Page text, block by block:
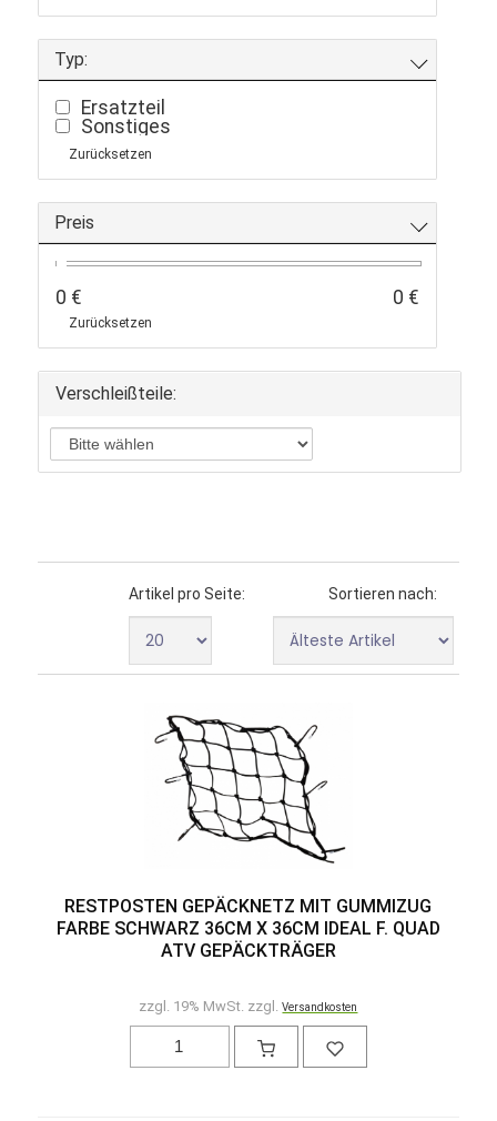
Typ:
Ersatzteil
Sonstiges
Zurücksetzen
Preis
0 € 0 €
Zurücksetzen
Verschleißteile:
Sortieren nach:
Artikel pro Seite:
RESTPOSTEN GEPÄCKNETZ MIT GUMMIZUG
FARBE SCHWARZ 36CM X 36CM IDEAL F. QUAD
ATV GEPÄCKTRÄGER
zzgl. 19% MwSt. zzgl.Versandkosten